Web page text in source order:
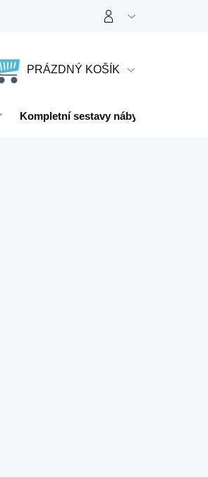
NÁKUPNÍ
PRÁZDNÝ KOŠÍK
Kompletní sestavy nábytku